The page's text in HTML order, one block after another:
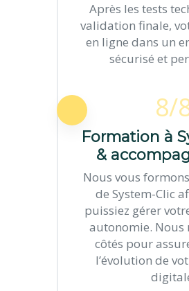
Après les tests
validation finale,
en ligne dans un
sécurisé et
8/
Formation à
&
Nous vous
de System-Clic
puissiez gérer
autonomie. Nous
côtés pour
l’évolution de